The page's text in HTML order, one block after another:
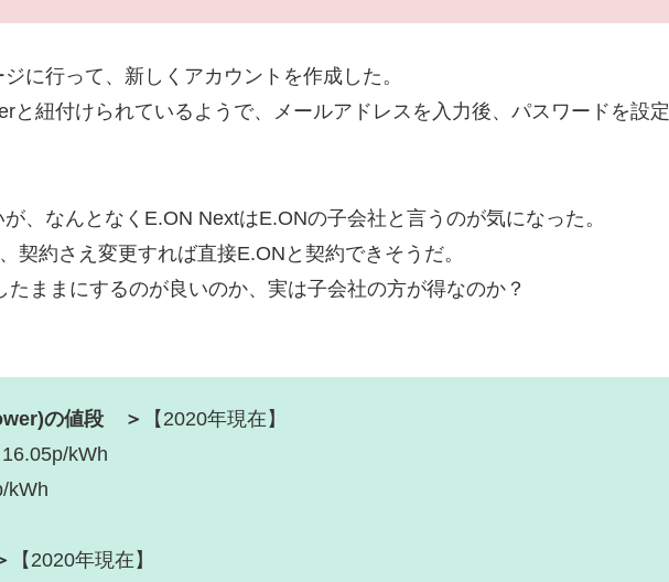
に行って、新しくアカウントを作成した。
と紐付けられているようで、メールアドレスを入力後、パスワードを設定
、なんとなくE.ON NextはE.ONの子会社と言うのが気になった。
契約さえ変更すれば直接E.ONと契約できそうだ。
たままにするのが良いのか、実は子会社の方が得なのか？
の値段 ＞
【2020年現在】
kWh
kWh
【2020年現在】